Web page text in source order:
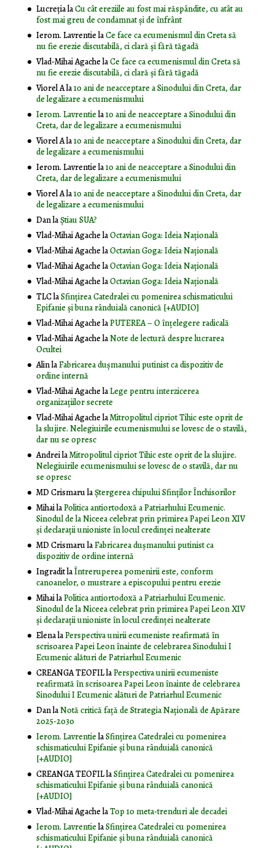
LucrețialaCu cât ereziile au fost mai răspândite, cu atât au
fost mai greu de condamnat și de înfrânt
Ierom. LavrentielaCe face ca ecumenismul din Creta să
nu fie erezie discutabilă, ci clară și fără tăgadă
Vlad-Mihai AgachelaCe face ca ecumenismul din Creta să
nu fie erezie discutabilă, ci clară și fără tăgadă
Viorel Ala10 ani de neacceptare a Sinodului din Creta, dar
de legalizare a ecumenismului
Ierom. Lavrentiela10 ani de neacceptare a Sinodului din
Creta, dar de legalizare a ecumenismului
Viorel Ala10 ani de neacceptare a Sinodului din Creta, dar
de legalizare a ecumenismului
Ierom. Lavrentiela10 ani de neacceptare a Sinodului din
Creta, dar de legalizare a ecumenismului
Viorel Ala10 ani de neacceptare a Sinodului din Creta, dar
de legalizare a ecumenismului
DanlaȘtiau SUA?
Vlad-Mihai AgachelaOctavian Goga: Ideia Naţională
Vlad-Mihai AgachelaOctavian Goga: Ideia Naţională
Vlad-Mihai AgachelaOctavian Goga: Ideia Naţională
Vlad-Mihai AgachelaOctavian Goga: Ideia Naţională
TLClaSfințirea Catedralei cu pomenirea schismaticului
Epifanie și buna rânduială canonică [+AUDIO]
Vlad-Mihai AgachelaPUTEREA – O înţelegere radicală
Vlad-Mihai AgachelaNote de lectură despre lucrarea
Ocultei
AlinlaFabricarea dușmanului putinist ca dispozitiv de
ordine internă
Vlad-Mihai AgachelaLege pentru interzicerea
organizaţiilor secrete
Vlad-Mihai AgachelaMitropolitul cipriot Tihic este oprit de
la slujire. Nelegiuirile ecumenismului se lovesc de o stavilă,
dar nu se opresc
AndreilaMitropolitul cipriot Tihic este oprit de la slujire.
Nelegiuirile ecumenismului se lovesc de o stavilă, dar nu
se opresc
MD CrismarulaŞtergerea chipului Sfinţilor Închisorilor
MihailaPolitica antiortodoxă a Patriarhului Ecumenic.
Sinodul de la Niceea celebrat prin primirea Papei Leon XIV
și declarații unioniste în locul credinței nealterate
MD CrismarulaFabricarea dușmanului putinist ca
dispozitiv de ordine internă
IngraditlaÎntreruperea pomenirii este, conform
canoanelor, o mustrare a episcopului pentru erezie
MihailaPolitica antiortodoxă a Patriarhului Ecumenic.
Sinodul de la Niceea celebrat prin primirea Papei Leon XIV
și declarații unioniste în locul credinței nealterate
ElenalaPerspectiva unirii ecumeniste reafirmată în
scrisoarea Papei Leon înainte de celebrarea Sinodului I
Ecumenic alături de Patriarhul Ecumenic
CREANGA TEOFILlaPerspectiva unirii ecumeniste
reafirmată în scrisoarea Papei Leon înainte de celebrarea
Sinodului I Ecumenic alături de Patriarhul Ecumenic
DanlaNotă critică faţă de Strategia Naţională de Apărare
2025-2030
Ierom. LavrentielaSfințirea Catedralei cu pomenirea
schismaticului Epifanie și buna rânduială canonică
[+AUDIO]
CREANGA TEOFILlaSfințirea Catedralei cu pomenirea
schismaticului Epifanie și buna rânduială canonică
[+AUDIO]
Vlad-Mihai AgachelaTop 10 meta-trenduri ale decadei
Ierom. LavrentielaSfințirea Catedralei cu pomenirea
schismaticului Epifanie și buna rânduială canonică